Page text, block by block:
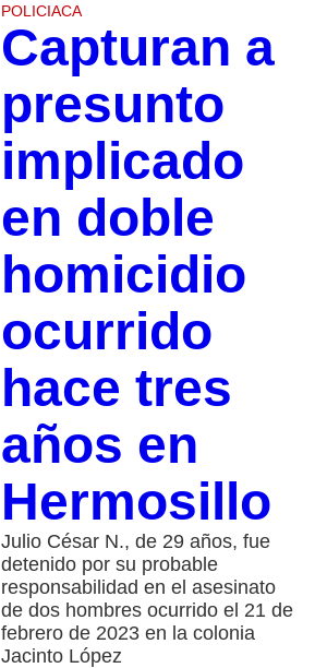
POLICIACA
Capturan a
presunto
implicado
en doble
homicidio
ocurrido
hace tres
años en
Hermosillo
Julio César N., de 29 años, fue
detenido por su probable
responsabilidad en el asesinato
de dos hombres ocurrido el 21 de
febrero de 2023 en la colonia
Jacinto López